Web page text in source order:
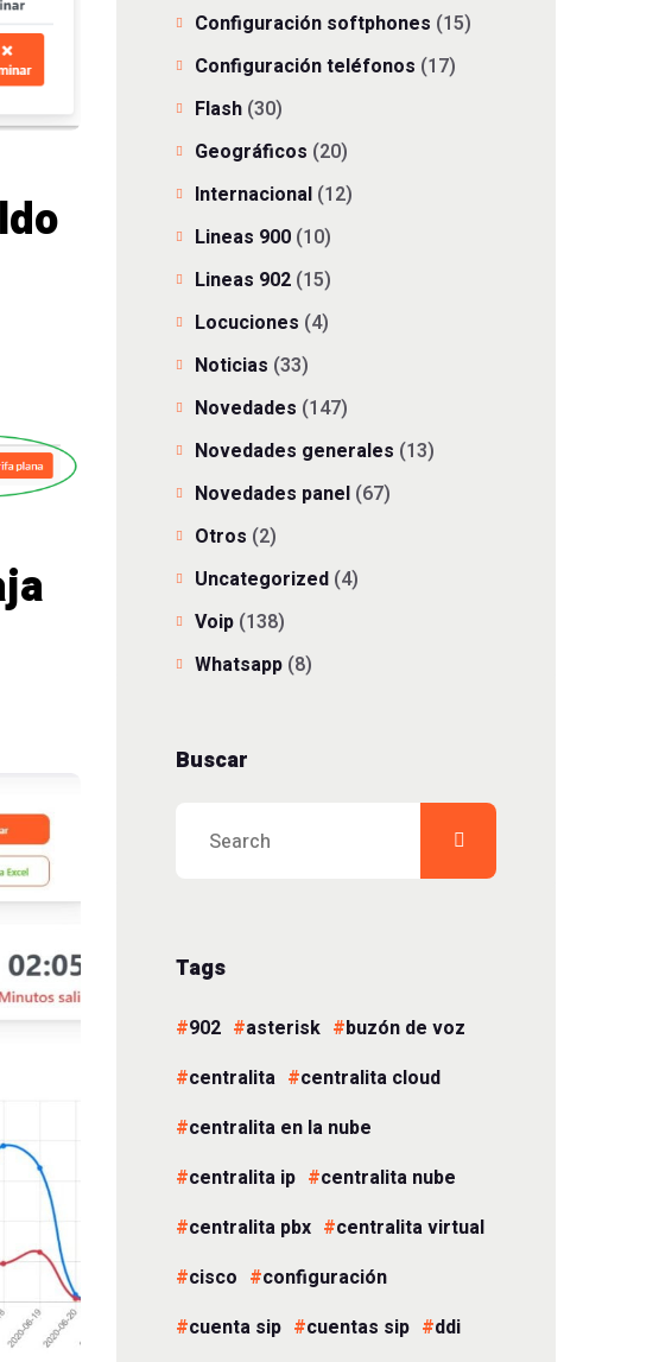
Configuración softphones (15)
Configuración teléfonos (17)
Flash (30)
Geográficos (20)
Internacional (12)
Lineas 900 (10)
Lineas 902 (15)
Locuciones (4)
Noticias (33)
Novedades (147)
Novedades generales (13)
Novedades panel (67)
Otros (2)
Uncategorized (4)
Voip (138)
Whatsapp (8)
Buscar
Tags
902 asterisk
buzón de voz
centralita
centralita cloud
centralita en la nube
centralita ip
centralita nube
centralita pbx
centralita virtual
cisco
configuración
cuenta sip
cuentas sip
ddi